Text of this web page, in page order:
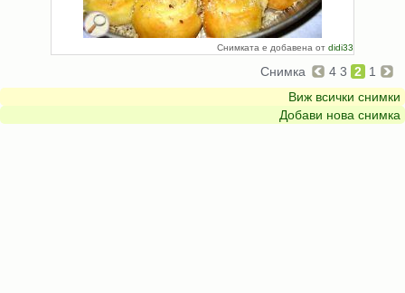
Снимката е добавена от didi33
Снимка 4 3 2
1
Виж всички снимки
Добави нова снимка